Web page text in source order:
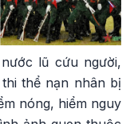
lũ cứu người,
thể nạn nhân bị
nóng, hiểm nguy